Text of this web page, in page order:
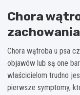
Chora
Chora wątroba u psa
objawów lub są one
właścicielom trudno
pierwsze symptomy,